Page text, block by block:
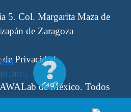
5. Col. Margarita Maza de
de Zaragoza
de Privacidad
de México. Todos
reservados